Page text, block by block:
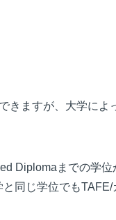
きますが、大学に
Diplomaまでの学
同じ学位でも